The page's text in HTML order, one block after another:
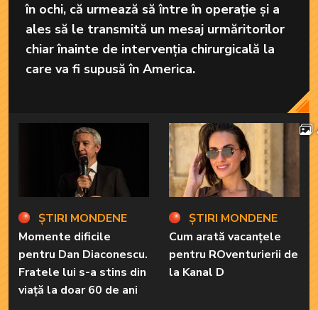
în ochi, că urmează să între în operație și a
ales să le transmită un mesaj urmăritorilor
chiar înainte de intervenția chirurgicală la
care va fi supusă în America.
ȘTIRI MONDENE
Momente dificile
pentru Dan Diaconescu.
Fratele lui s-a stins din
viață la doar 60 de ani
ȘTIRI MONDENE
Cum arată vacanțele
pentru ROventurierii de
la Kanal D